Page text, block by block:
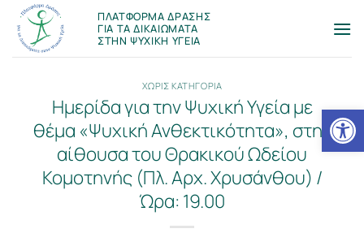
Μετάβαση
στο
περιεχόμενο
ΠΛΑΤΦΟΡΜΑ ΔΡΑΣΗΣ
ΓΙΑ ΤΑ ΔΙΚΑΙΩΜΑΤΑ
ΣΤΗΝ ΨΥΧΙΚΗ ΥΓΕΙΑ
ΧΩΡΙΣ ΚΑΤΗΓΟΡΙΑ
Ημερίδα για την Ψυχική Υγεία με
θέμα «Ψυχική Ανθεκτικότητα», στην
αίθουσα του Θρακικού Ωδείου
Κομοτηνής (Πλ. Αρχ. Χρυσάνθου) /
Ώρα: 19.00